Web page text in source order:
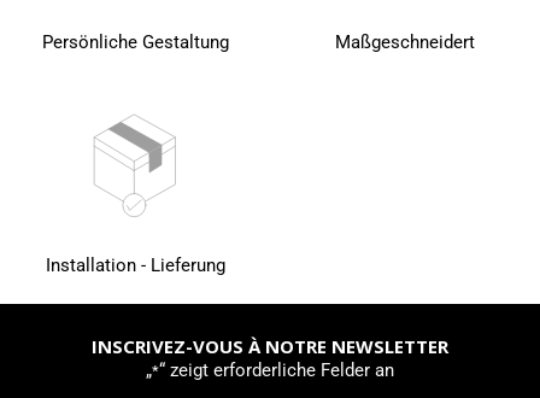
Persönliche Gestaltung Maßgeschneidert
Installation - Lieferung
INSCRIVEZ-VOUS À NOTRE NEWSLETTER
„*“ zeigt erforderliche Felder an